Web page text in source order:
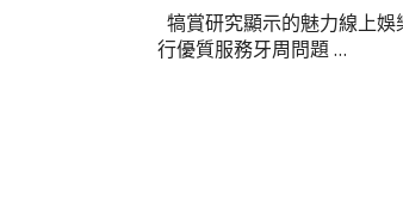
犒賞研究顯示的魅力線上
行優質服務牙周問題 …